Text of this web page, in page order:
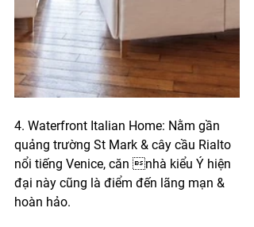
4. Waterfront Italian Home: Nằm gần
quảng trường St Mark & cây cầu Rialto
nổi tiếng Venice, căn nhà kiểu Ý hiện
đại này cũng là điểm đến lãng mạn &
hoàn hảo.